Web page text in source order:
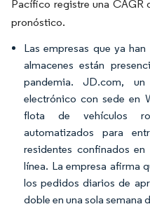
Pacífico registre una CAGR
pronóstico.
Las empresas que ya
almacenes están
pandemia. JD.com,
electrónico con sede en
flota de vehículos
automatizados para
residentes confinados
línea. La empresa afirma
los pedidos diarios de
doble en una sola semana